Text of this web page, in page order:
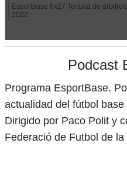
Podcast
Programa EsportBase.
actualidad del fútbol
Dirigido por Paco Polit y
Federació de Futbol de